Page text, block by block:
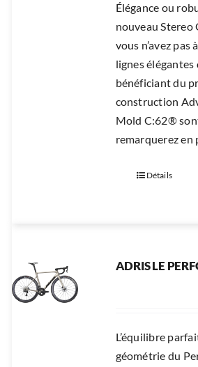
Élégance ou
nouveau Stereo
vous n’avez pas
lignes élégantes
bénéficiant du
construction
Mold C:62®
remarquerez en
Détails
ADRIS LE
L’équilibre
géométrie du